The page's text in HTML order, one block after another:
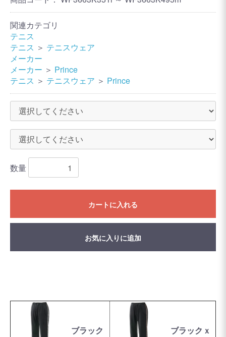
関連カテゴリ
テニス
テニス ＞ テニスウェア
メーカー
メーカー ＞ Prince
テニス ＞ テニスウェア ＞ Prince
数量
カートに入れる
お気に入りに追加
ブラック ブラックｘ